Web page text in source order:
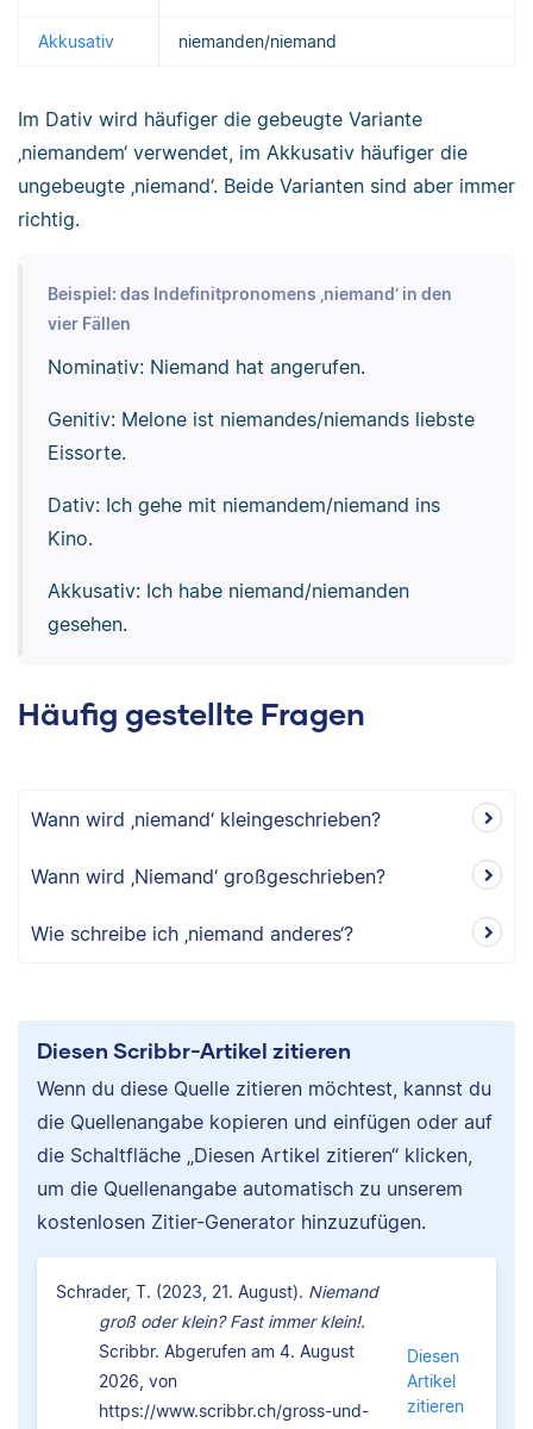
Akkusativ niemanden/niemand
Im Dativ wird häufiger die gebeugte Variante
‚niemandem‘ verwendet, im Akkusativ häufiger die
ungebeugte ‚niemand‘. Beide Varianten sind aber immer
richtig.
Beispiel: das Indefinitpronomens ‚niemand‘ in den
vier Fällen
Nominativ: Niemand hat angerufen.
Genitiv: Melone ist niemandes/niemands liebste
Eissorte.
Dativ: Ich gehe mit niemandem/niemand ins
Kino.
Akkusativ: Ich habe niemand/niemanden
gesehen.
Häufig gestellte Fragen
Wann wird ‚niemand‘ kleingeschrieben?
Wann wird ‚Niemand‘ großgeschrieben?
Wie schreibe ich ‚niemand anderes‘?
Diesen Scribbr-Artikel zitieren
Wenn du diese Quelle zitieren möchtest, kannst du
die Quellenangabe kopieren und einfügen oder auf
die Schaltfläche „Diesen Artikel zitieren“ klicken,
um die Quellenangabe automatisch zu unserem
kostenlosen Zitier-Generator hinzuzufügen.
Schrader, T. (2023, 21. August). Niemand
groß oder klein? Fast immer klein!.
Scribbr. Abgerufen am 4. August
2026, von
https://www.scribbr.ch/gross-und-
Diesen
Artikel
zitieren